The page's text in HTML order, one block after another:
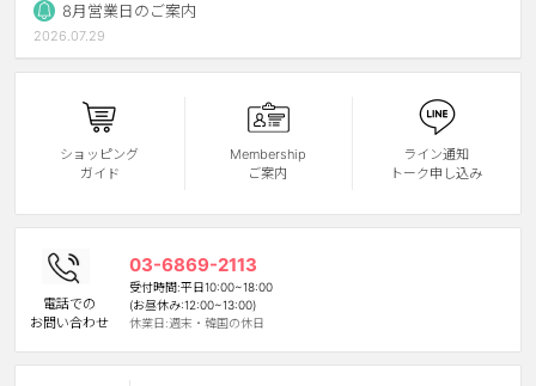
レビュー
EYEしてる
総合掲示板
カスタマーサービス
ショッピングガイド
8月営業日のご案内
2026.07.29
ショッピング
ガイド
Membership
ご案内
ライン通知
トーク申し込み
電話での
お問い合わせ
03-6869-2113
受付時間:平日10:00~18:00
(お昼休み:12:00~13:00)
休業日:週末・韓国の休日